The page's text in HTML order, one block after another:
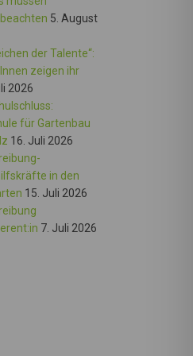
5. August
der Talente“:
zeigen ihr
2026
für Gartenbau
16. Juli 2026
in den
15. Juli 2026
7. Juli 2026